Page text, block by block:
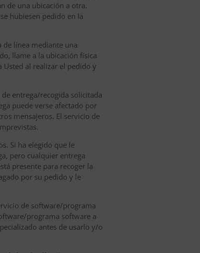
de una ubicación a otra.
hubiesen pedido en la
de línea mediante una
llame a la ubicación física
al realizar el pedido y
entrega/recogida solicitada
puede verse afectado por
mensajeros. El servicio de
Si ha elegido que le
pero cualquier entrega
presente para recoger la
por su pedido y le
de software/programa
programa software a
antes de usarlo y/o